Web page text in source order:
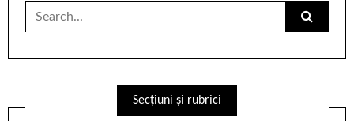
Search
Secțiuni și rubrici